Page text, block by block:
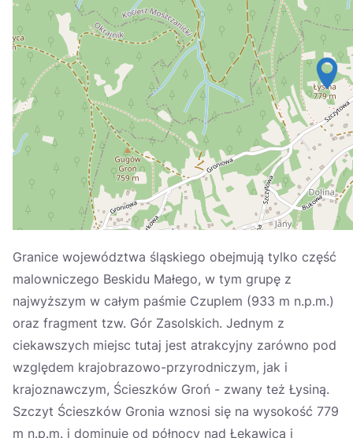
Nederlands 日本
Português
Suomi
Україна
Zamknij
Granice województwa śląskiego obejmują tylko część
malowniczego Beskidu Małego, w tym grupę z
najwyższym w całym paśmie Czuplem (933 m n.p.m.)
oraz fragment tzw. Gór Zasolskich. Jednym z
ciekawszych miejsc tutaj jest atrakcyjny zarówno pod
względem krajobrazowo-przyrodniczym, jak i
krajoznawczym, Ścieszków Groń - zwany też Łysiną.
Szczyt Ścieszków Gronia wznosi się na wysokość 779
m n.p.m. i dominuje od północy nad Łękawicą i